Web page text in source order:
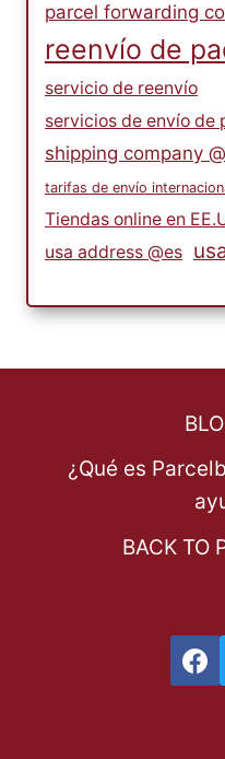
parcel forwarding
reenvío de
servicio de reenvío
servicios de envío de
shipping company
tarifas de envío
Tiendas online en
usa address @es
¿Qué es
BACK TO